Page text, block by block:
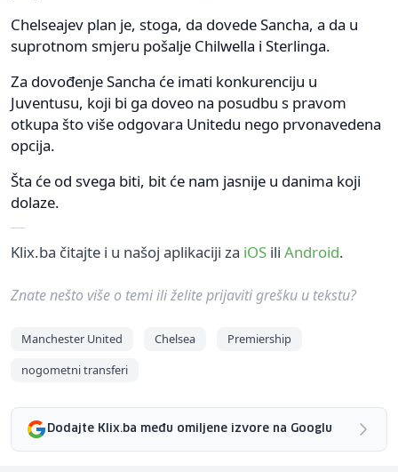
Chelseajev plan je, stoga, da dovede Sancha, a da u
suprotnom smjeru pošalje Chilwella i Sterlinga.
Za dovođenje Sancha će imati konkurenciju u
Juventusu, koji bi ga doveo na posudbu s pravom
otkupa što više odgovara Unitedu nego prvonavedena
opcija.
Šta će od svega biti, bit će nam jasnije u danima koji
dolaze.
Klix.ba čitajte i u našoj aplikaciji za iOS ili Android.
Znate nešto više o temi ili želite prijaviti grešku u tekstu?
Manchester United Chelsea
Premiership
nogometni transferi
Dodajte Klix.ba među omiljene izvore na Googlu